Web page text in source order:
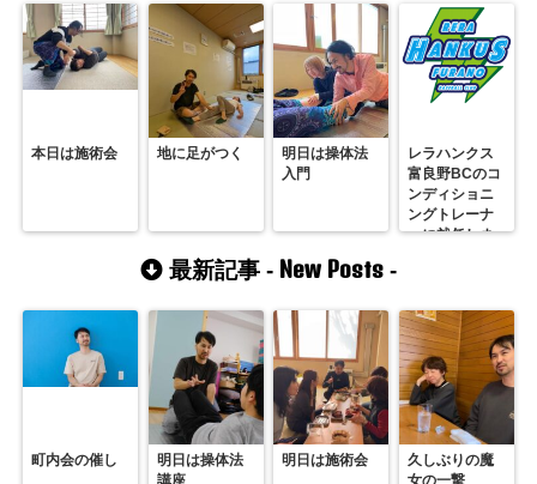
本日は施術会 地に足がつく
明日は操体法
入門
レラハンクス
富良野BCのコ
ンディショニ
ングトレーナ
ーに就任しま
最新記事 - New Posts -
町内会の催し
明日は操体法
講座
明日は施術会
久しぶりの魔
女の一撃